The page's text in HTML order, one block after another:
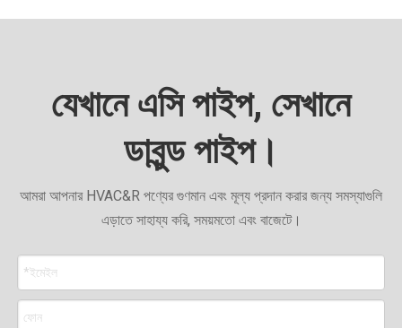
যেখানে এসি পাইপ, সেখানে
ডাবুন্ড পাইপ।
আমরা আপনার HVAC&R পণ্যের গুণমান এবং মূল্য প্রদান করার জন্য সমস্যাগুলি
এড়াতে সাহায্য করি, সময়মতো এবং বাজেটে।